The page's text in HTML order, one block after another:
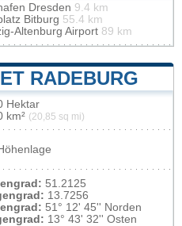
Dresden 9.4 km
Bitburg 55.4 km
Altenburg Airport 89 km
RADEBURG
Hektar
km² (20,85 sq mi)
51.2125
13.7256
51° 12' 45'' Norden
13° 43' 32'' Osten